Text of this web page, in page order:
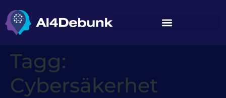
innehåll
Tagg:
Cybersäkerhet